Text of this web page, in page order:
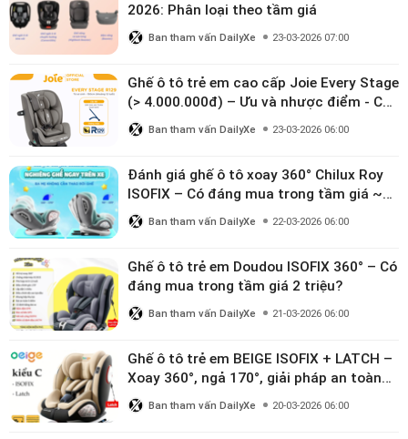
2026: Phân loại theo tầm giá
Ban tham vấn DailyXe 23-03-2026 07:00
Ghế ô tô trẻ em cao cấp Joie Every Stage
(> 4.000.000đ) – Ưu và nhược điểm - Có
đáng đầu tư cho bé từ 0–12 tuổi?
Ban tham vấn DailyXe 23-03-2026 06:00
Đánh giá ghế ô tô xoay 360° Chilux Roy
ISOFIX – Có đáng mua trong tầm giá ~3
triệu
Ban tham vấn DailyXe 22-03-2026 06:00
Ghế ô tô trẻ em Doudou ISOFIX 360° – Có
đáng mua trong tầm giá 2 triệu?
Ban tham vấn DailyXe 21-03-2026 06:00
Ghế ô tô trẻ em BEIGE ISOFIX + LATCH –
Xoay 360°, ngả 170°, giải pháp an toàn
linh hoạt cho bé 0–10 tuổi
Ban tham vấn DailyXe 20-03-2026 06:00